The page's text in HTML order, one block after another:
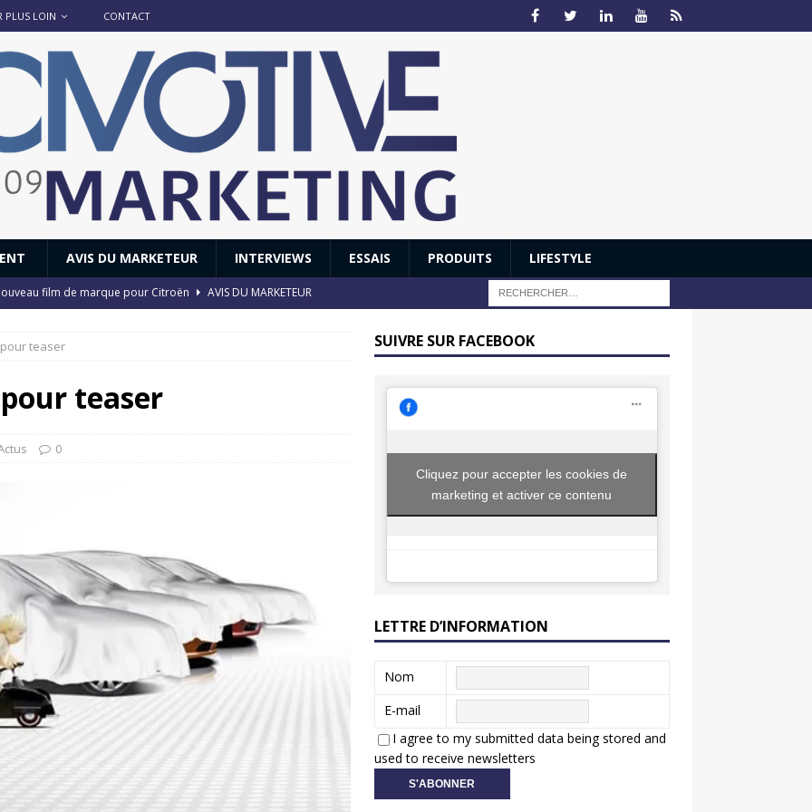
PLUS LOIN CONTACT
AVIS DU MARKETEUR INTERVIEWS ESSAIS PRODUITS LIFESTYLE
film de marque pour Citroën
AVIS DU MARKETEUR
GTi : naissance d’une légende
: Honda dévoile un spot publicitaire… confiné!
reprennent bientôt…
: Oui, les français vont parfois trop loin.
teaser
teaser
0
SUIVRE SUR FACEBOOK
Cliquez pour accepter les cookies de
marketing et activer ce contenu
LETTRE D’INFORMATION
Nom
E-mail
I agree to my submitted data being stored and
used to receive newsletters